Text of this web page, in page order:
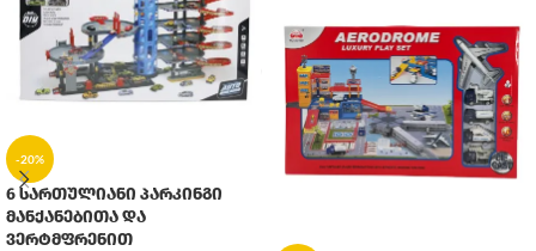
-20%
6 სართულიანი პარკინგი
მანქანებითა და
ვერტმფრენით